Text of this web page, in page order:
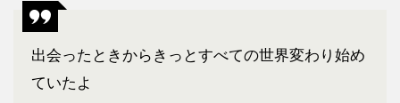
出会ったときからきっとすべての世界変わり始め
ていたよ